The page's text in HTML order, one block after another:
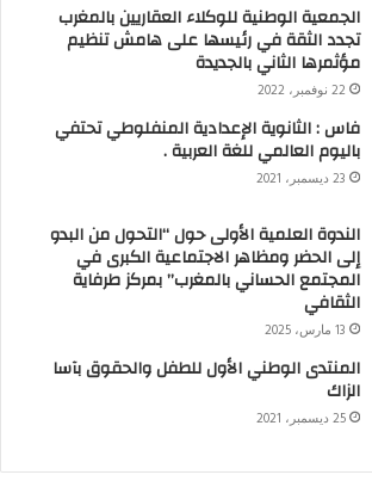
الجمعية الوطنية للوكلاء العقاريين بالمغرب
تجدد الثقة في رئيسها على هامش تنظيم
مؤثمرها الثاني بالجديدة
22 نوفمبر، 2022
فاس : الثانوية الإعدادية المنفلوطي تحتفي
باليوم العالمي للغة العربية .
23 ديسمبر، 2021
الندوة العلمية الأولى حول “التحول من البدو
إلى الحضر ومظاهر الاجتماعية الكبرى في
المجتمع الحساني بالمغرب” بمركز طرفاية
الثقافي
13 مارس، 2025
المنتدى الوطني الأول للطفل والحقوق بآسا
الزاك
25 ديسمبر، 2021